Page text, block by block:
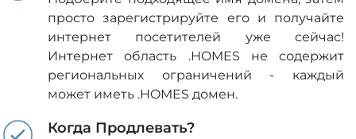
просто зарегистрируйте его и получайте
интернет посетителей уже сейчас!
Интернет область .HOMES не содержит
региональных ограничений - каждый
может иметь .HOMES домен.
Когда Продлевать?